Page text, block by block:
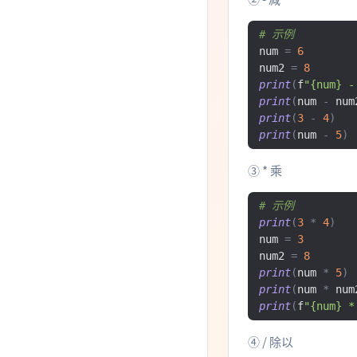
# 示例
num = 6
num2 = 8
print(f"{num} -
print(num -
print(3 - 4)
print(num - 5)
③ * 乘
# 示例
print(3 * 4)
num = 3
num2 = 8
print(num * 5)
print(num *
print(f"{num} *
④ / 除以